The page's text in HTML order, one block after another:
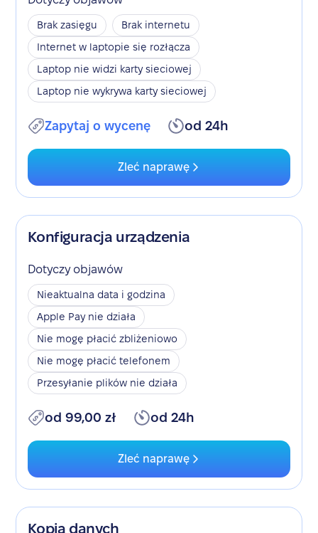
Brak zasięgu
Brak internetu
Internet w laptopie się rozłącza
Laptop nie widzi karty sieciowej
Laptop nie wykrywa karty sieciowej
Zapytaj o wycenę od 24h
Zleć naprawę
Konfiguracja urządzenia
Dotyczy objawów
Nieaktualna data i godzina
Apple Pay nie działa
Nie mogę płacić zbliżeniowo
Nie mogę płacić telefonem
Przesyłanie plików nie działa
od 99,00 zł od 24h
Zleć naprawę
Kopia danych